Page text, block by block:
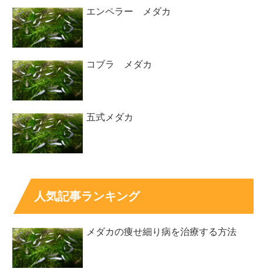
エンペラー メダカ
コブラ メダカ
五式メダカ
人気記事ランキング
メダカの痩せ細り病を治療する方法